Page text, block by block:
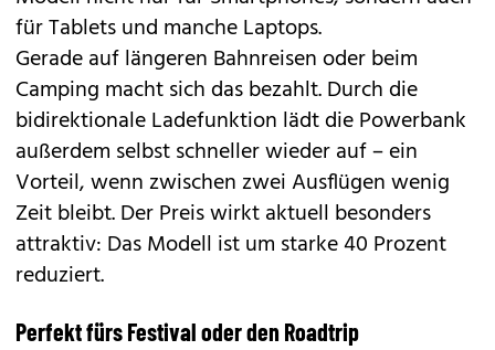
für Tablets und manche Laptops.
Gerade auf längeren Bahnreisen oder beim
Camping macht sich das bezahlt. Durch die
bidirektionale Ladefunktion lädt die Powerbank
außerdem selbst schneller wieder auf – ein
Vorteil, wenn zwischen zwei Ausflügen wenig
Zeit bleibt. Der Preis wirkt aktuell besonders
attraktiv: Das Modell ist um starke 40 Prozent
reduziert.
Perfekt fürs Festival oder den Roadtrip